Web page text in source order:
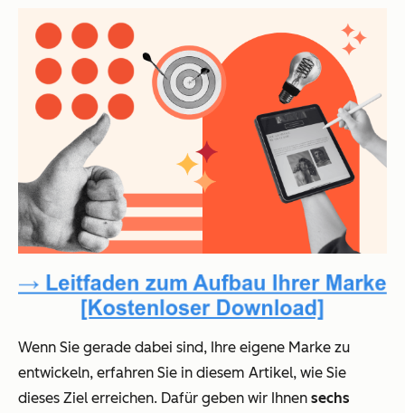
Wenn Sie gerade dabei sind, Ihre eigene Marke zu
entwickeln, erfahren Sie in diesem Artikel, wie Sie
dieses Ziel erreichen. Dafür geben wir Ihnen sechs